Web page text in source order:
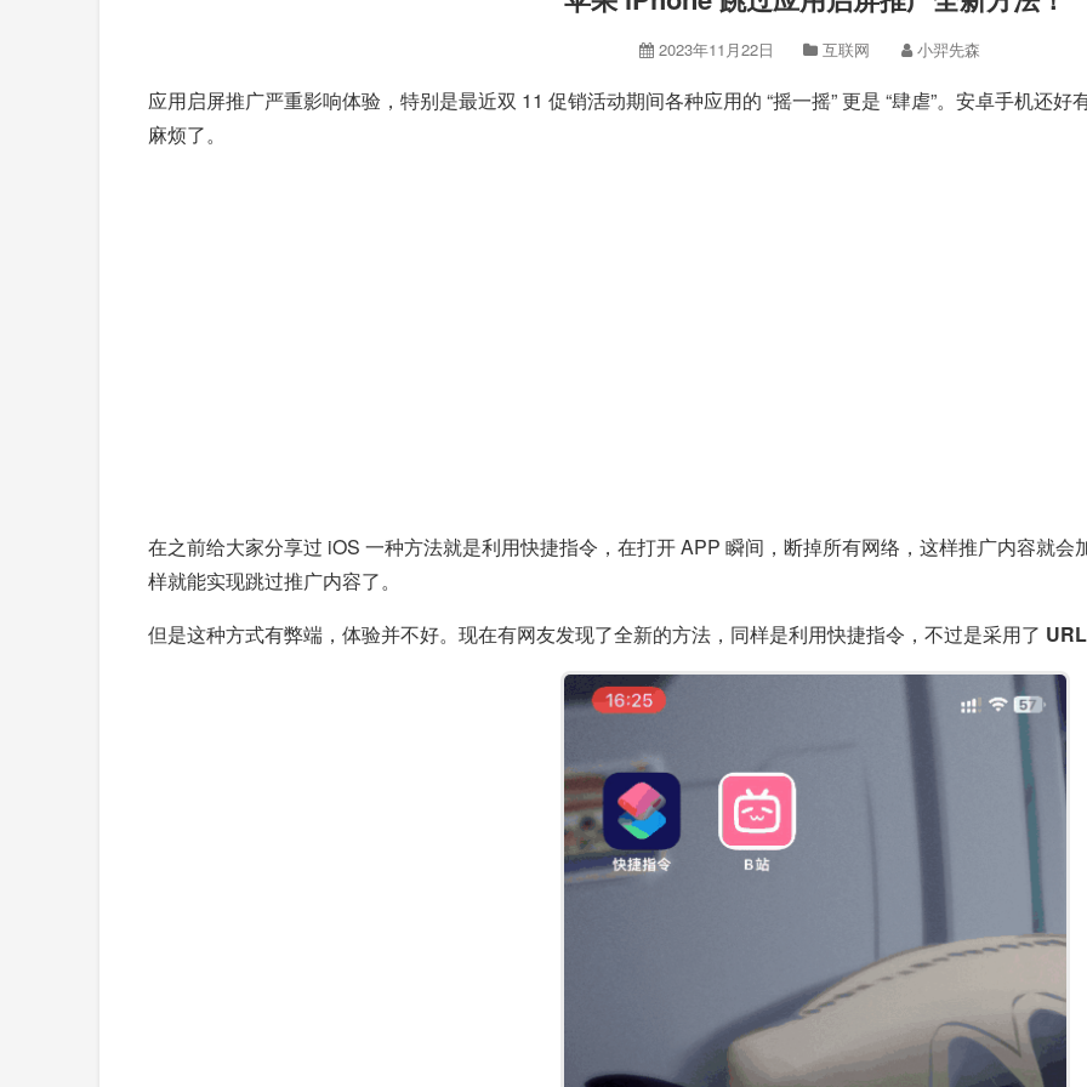
2023年11月22日 互联网 小羿先森
应用启屏推广严重影响体验，特别是最近双 11 促销活动期间各种应用的 “摇一摇” 更是 “肆虐”。安卓手机还
麻烦了。
在之前给大家分享过 iOS 一种方法就是利用快捷指令，在打开 APP 瞬间，断掉所有网络，这样推广内容就
样就能实现跳过推广内容了。
但是这种方式有弊端，体验并不好。现在有网友发现了全新的方法，同样是利用快捷指令，不过是采用了